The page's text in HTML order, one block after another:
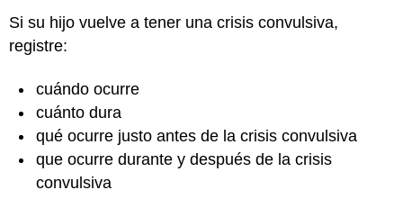
Si su hijo vuelve a tener una crisis convulsiva,
registre:
cuándo ocurre
cuánto dura
qué ocurre justo antes de la crisis convulsiva
que ocurre durante y después de la crisis
convulsiva